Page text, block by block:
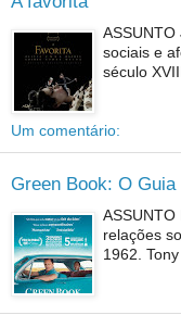
sociais e
século
Um comentário:
Green Book: O Guia
ASSUNTO
relações
1962.